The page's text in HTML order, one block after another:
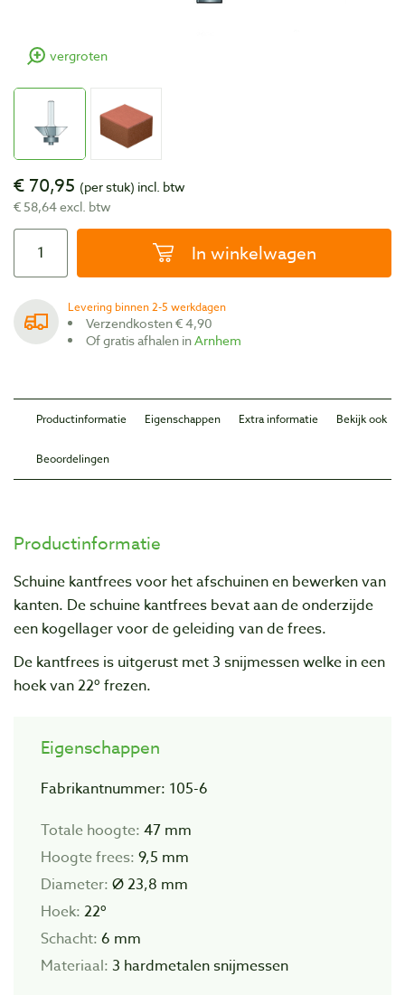
vergroten
€ 70,95 (per stuk) incl. btw
€ 58,64 excl. btw
In winkelwagen
Levering binnen 2-5 werkdagen
Verzendkosten € 4,90
Of gratis afhalen inArnhem
Productinformatie Eigenschappen Extra informatie Bekijk ook
Beoordelingen
Productinformatie
Schuine kantfrees voor het afschuinen en bewerken van
kanten. De schuine kantfrees bevat aan de onderzijde
een kogellager voor de geleiding van de frees.
De kantfrees is uitgerust met 3 snijmessen welke in een
hoek van 22º frezen.
Eigenschappen
Fabrikantnummer: 105-6
Totale hoogte: 47 mm
Hoogte frees: 9,5 mm
Diameter: Ø 23,8 mm
Hoek: 22º
Schacht: 6 mm
Materiaal: 3 hardmetalen snijmessen